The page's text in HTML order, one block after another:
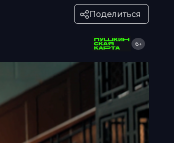
Поделиться
6+